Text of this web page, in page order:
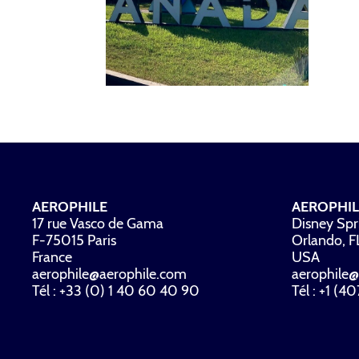
AEROPHILE
17 rue Vasco de Gama
F-75015 Paris
France
aerophile@aerophile.com
Tél : +33 (0) 1 40 60 40 90
Disney
Orlando,
USA
Tél : +1